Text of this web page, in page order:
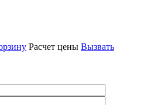
Расчет цены Вызвать